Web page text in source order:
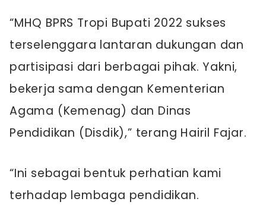
“MHQ BPRS Tropi Bupati 2022 sukses
terselenggara lantaran dukungan dan
partisipasi dari berbagai pihak. Yakni,
bekerja sama dengan Kementerian
Agama (Kemenag) dan Dinas
Pendidikan (Disdik),” terang Hairil Fajar.
“Ini sebagai bentuk perhatian kami
terhadap lembaga pendidikan.